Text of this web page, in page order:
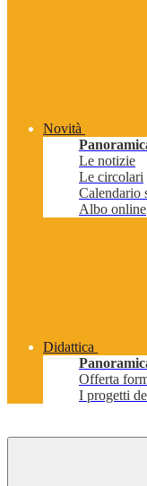
Novità
Le notizie
Le circolari
Calendario
Albo online
Didattica
Offerta
I progetti